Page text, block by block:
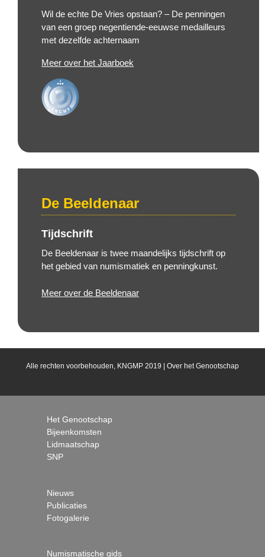
Wil de echte De Vries opstaan? – De penningen
van een groep negentiende-eeuwse medailleurs
met dezelfde achternaam
Meer over het Jaarboek
De Beeldenaar
Tijdschrift
De Beeldenaar is twee maandelijks tijdschrift op
het gebied van numismatiek en penningkunst.
Meer over de Beeldenaar
Het Genootschap
Bijeenkomsten
Lidmaatschap
SNP
Nieuws
Publicaties
Fotogalerie
Numismatische gids
Alle rechten voorbehouden, KNGMP 2019 | Over het Genootschap